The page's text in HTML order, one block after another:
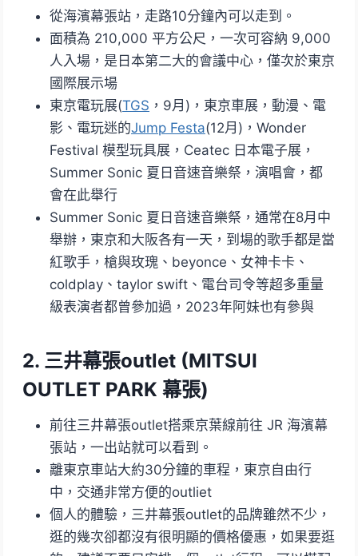
從海濱幕張站，走路10分鐘內可以走到。
面積為 210,000 平方公尺，一次可容納 9,000
人入場，是日本第二大的會議中心，僅次於東京
國際展示場
東京電玩展(TGS ，9月)，東京車展，動漫、電
影、電玩迷的Jump Festa(12月)，Wonder
Festival 模型玩具展，Ceatec 日本電子展，
Summer Sonic 夏日音速音樂祭，演唱會，都
會在此舉行
Summer Sonic 夏日音速音樂祭，通常在8月中
舉辦，東京和大阪各有一天，到場的歌手都是當
紅歌手，槍與玫瑰、beyonce、女神卡卡、
coldplay、taylor swift、電台司令等超多重量
級表演者都曾參加過，2023年阿妹也有參與
2. 三井幕張outlet (MITSUI
OUTLET PARK 幕張)
前往三井幕張outlet搭乘京葉線前往 JR 海濱幕
張站，一出站就可以看到。
離東京車站大約30分鐘的車程，東京自由行
中，交通非常方便的outliet
個人的體驗，三井幕張outlet的品牌雖然不少，
逛的幾次卻都沒有很明顯的價格優惠，如果要逛